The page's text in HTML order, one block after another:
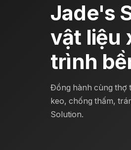
Jade's
vật liệu
trình
Đồng hành cùng thợ
keo, chống thấm,
Solution.